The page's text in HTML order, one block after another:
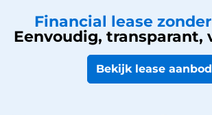
Financial lease
Eenvoudig, transparant,
Bekijk lease aanbod